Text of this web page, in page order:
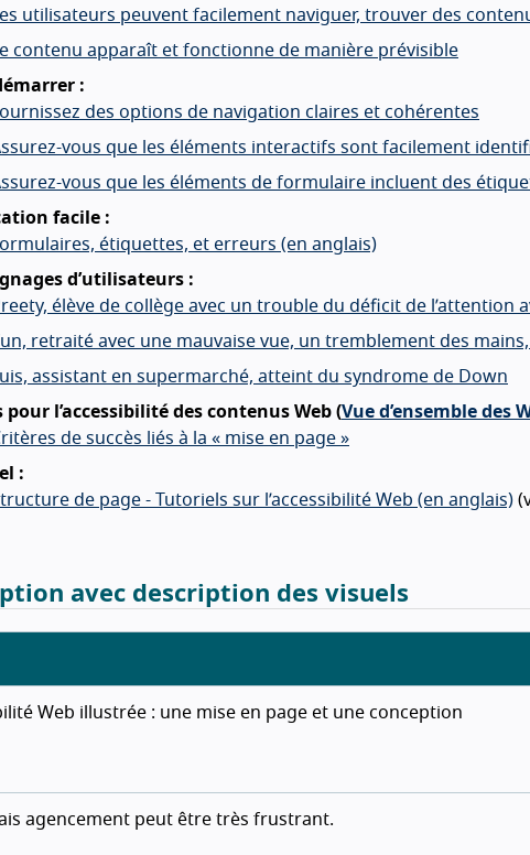
utilisateurs peuvent facilement naviguer, trouver des
contenu apparaît et fonctionne de manière prévisible
:
des options de navigation claires et cohérentes
vous que les éléments interactifs sont facilement
vous que les éléments de formulaire incluent des
facile :
étiquettes, et erreurs (en anglais)
d’utilisateurs :
élève de collège avec un trouble du déficit de l’attention
retraité avec une mauvaise vue, un tremblement des
assistant en supermarché, atteint du syndrome de Down
pour l’accessibilité des contenus Web (Vue d’ensemble des
de succès liés à la « mise en page »
:
de page - Tutoriels sur l’accessibilité Web (en anglais)
avec description des visuels
Web illustrée : une mise en page et une conception
agencement peut être très frustrant.